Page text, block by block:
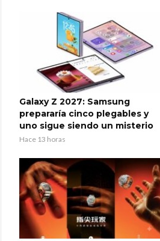
Galaxy Z 2027: Samsung
prepararía cinco plegables y
uno sigue siendo un misterio
Hace 13 horas